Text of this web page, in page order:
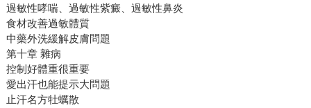
過敏性哮喘、過敏性紫癜、過敏性鼻炎
食材改善過敏體質
中藥外洗緩解皮膚問題
第十章 雜病
控制好體重很重要
愛出汗也能提示大問題
止汗名方牡蠣散